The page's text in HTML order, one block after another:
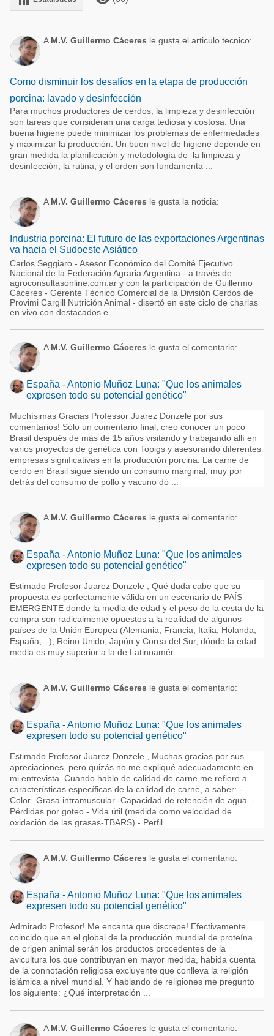
A M.V. Guillermo Cáceres le gusta el articulo tecnico:
Como disminuir los desafíos en la etapa de producción
porcina: lavado y desinfección
Para muchos productores de cerdos, la limpieza y desinfección
son tareas que consideran una carga tediosa y costosa. Una
buena higiene puede minimizar los problemas de enfermedades
y maximizar la producción. Un buen nivel de higiene depende en
gran medida la planificación y metodología de la limpieza y
desinfección, la rutina, y el orden son fundamenta ...
A M.V. Guillermo Cáceres le gusta la noticia:
Industria porcina: El futuro de las exportaciones Argentinas
va hacia el Sudoeste Asiático
Carlos Seggiaro - Asesor Económico del Comité Ejecutivo
Nacional de la Federación Agraria Argentina - a través de
agroconsultasonline.com.ar y con la participación de Guillermo
Cáceres - Gerente Técnico Comercial de la División Cerdos de
Provimi Cargill Nutrición Animal - disertó en este ciclo de charlas
en vivo con destacados e ...
A M.V. Guillermo Cáceres le gusta el comentario:
España - Antonio Muñoz Luna: "Que los animales
expresen todo su potencial genético"
Muchísimas Gracias Professor Juarez Donzele por sus
comentarios! Sólo un comentario final, creo conocer un poco
Brasil después de más de 15 años visitando y trabajando allí en
varios proyectos de genética con Topigs y asesorando diferentes
empresas significativas en la producción porcina. La carne de
cerdo en Brasil sigue siendo un consumo marginal, muy por
detrás del consumo de pollo y vacuno dó ...
A M.V. Guillermo Cáceres le gusta el comentario:
España - Antonio Muñoz Luna: "Que los animales
expresen todo su potencial genético"
Estimado Profesor Juarez Donzele , Qué duda cabe que su
propuesta es perfectamente válida en un escenario de PAÍS
EMERGENTE donde la media de edad y el peso de la cesta de la
compra son radicalmente opuestos a la realidad de algunos
países de la Unión Europea (Alemania, Francia, Italia, Holanda,
España,...), Reino Unido, Japón y Corea del Sur, dónde la edad
media es muy superior a la de Latinoamér ...
A M.V. Guillermo Cáceres le gusta el comentario:
España - Antonio Muñoz Luna: "Que los animales
expresen todo su potencial genético"
Estimado Profesor Juarez Donzele , Muchas gracias por sus
apreciaciones, pero quizás no me expliqué adecuadamente en
mi entrevista. Cuando hablo de calidad de carne me refiero a
características específicas de la calidad de carne, a saber: -
Color -Grasa intramuscular -Capacidad de retención de agua. -
Pérdidas por goteo - Vida útil (medida como velocidad de
oxidación de las grasas-TBARS) - Perfil ...
A M.V. Guillermo Cáceres le gusta el comentario:
España - Antonio Muñoz Luna: "Que los animales
expresen todo su potencial genético"
Admirado Profesor! Me encanta que discrepe! Efectivamente
coincido que en el global de la producción mundial de proteína
de origen animal serán los productos procedentes de la
avicultura los que contribuyan en mayor medida, habida cuenta
de la connotación religiosa excluyente que conlleva la religión
islámica a nivel mundial. Y hablando de religiones me pregunto
los siguiente: ¿Qué interpretación ...
A M.V. Guillermo Cáceres le gusta el comentario: